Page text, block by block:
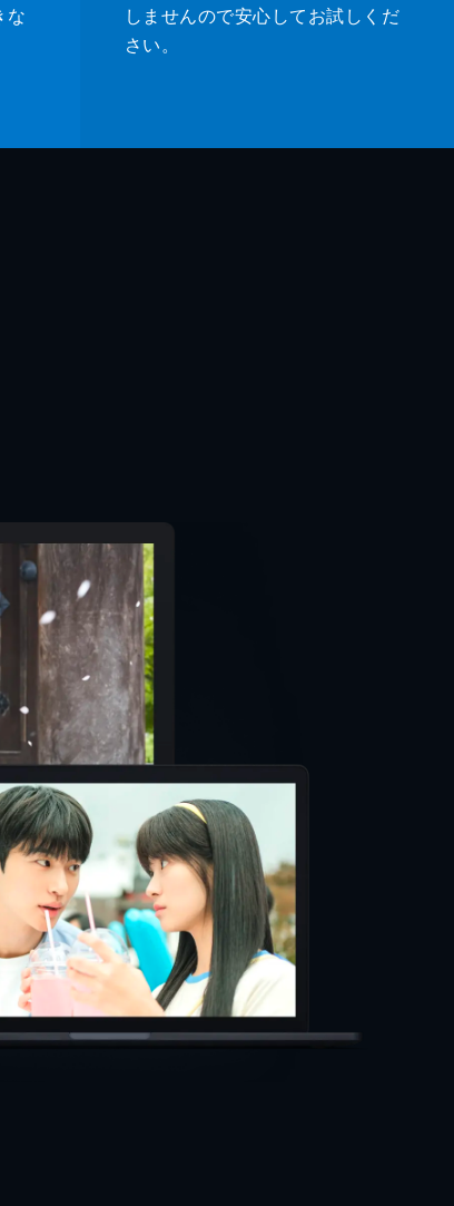
な
しませんので安心してお試しくだ
さい。